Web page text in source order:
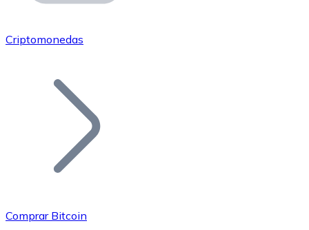
Únete a nuestra red de distribuidores.
Añade tu proyecto a nuestro ecosistema.
Criptomonedas
Comprar Bitcoin